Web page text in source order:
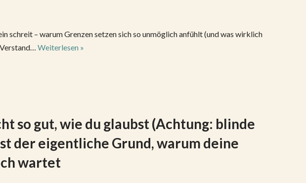
schreit – warum Grenzen setzen sich so unmöglich anfühlt (und was wirklich
Weiterlesen »
so gut, wie du glaubst (Achtung: blinde
der eigentliche Grund, warum deine
wartet